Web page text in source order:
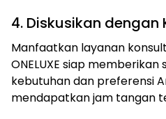
4. Diskusikan dengan
Manfaatkan layanan
ONELUXE siap
kebutuhan dan preferensi
mendapatkan jam tangan